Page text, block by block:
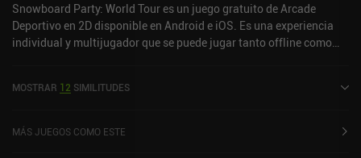
Snowboard Party: World Tour es un juego gratuito de Arcade
Deportivo en 2D disponible en Android e iOS. Es una experiencia
individual y multijugador que se puede jugar tanto offline como
Google Play y de 4,6 sobre 5,0 en la App Store de iOS.
MOSTRAR 12 SIMILITUDES
MÁS JUEGOS COMO ESTE